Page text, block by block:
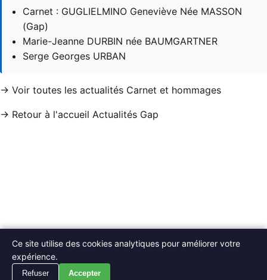
Carnet : GUGLIELMINO Geneviève Née MASSON
(Gap)
Marie-Jeanne DURBIN née BAUMGARTNER
Serge Georges URBAN
→ Voir toutes les actualités Carnet et hommages
→ Retour à l'accueil Actualités Gap
Ce site utilise des cookies analytiques pour améliorer votre
expérience.
Refuser Accepter